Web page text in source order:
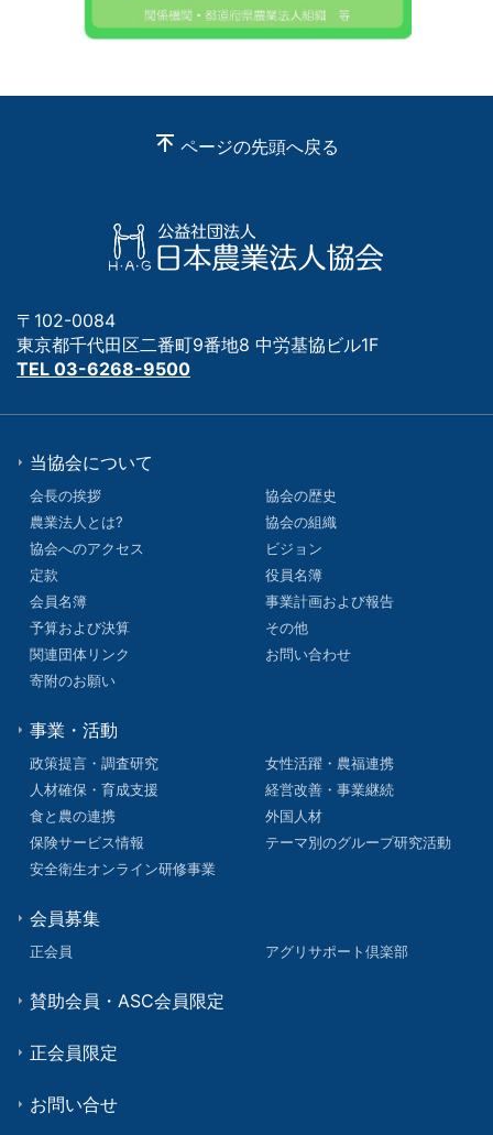
ページの先頭へ戻る
〒102-0084
東京都千代田区二番町9番地8 中労基協ビル1F
TEL 03-6268-9500
当協会について
会長の挨拶
協会の歴史
農業法人とは?
協会の組織
協会へのアクセス
ビジョン
定款
役員名簿
会員名簿
事業計画および報告
予算および決算
その他
関連団体リンク
お問い合わせ
寄附のお願い
事業・活動
政策提言・調査研究
女性活躍・農福連携
人材確保・育成支援
経営改善・事業継続
食と農の連携
外国人材
保険サービス情報
テーマ別のグループ研究活動
安全衛生オンライン研修事業
会員募集
正会員 アグリサポート倶楽部
賛助会員・ASC会員限定
正会員限定
お問い合せ